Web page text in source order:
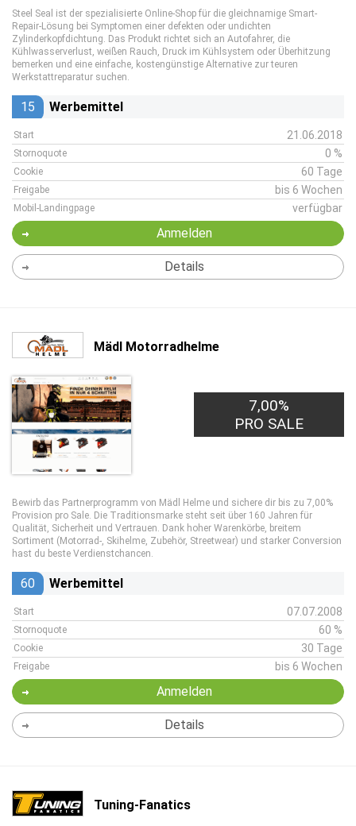
Steel Seal ist der spezialisierte Online-Shop für die gleichnamige Smart-
Repair-Lösung bei Symptomen einer defekten oder undichten
Zylinderkopfdichtung. Das Produkt richtet sich an Autofahrer, die
Kühlwasserverlust, weißen Rauch, Druck im Kühlsystem oder Überhitzung
bemerken und eine einfache, kostengünstige Alternative zur teuren
Werkstattreparatur suchen.
15 Werbemittel
Start 21.06.2018
Stornoquote 0 %
Cookie 60 Tage
Freigabe bis 6 Wochen
Mobil-Landingpage verfügbar
Anmelden
Details
Mädl Motorradhelme
7,00%
PRO SALE
Bewirb das Partnerprogramm von Mädl Helme und sichere dir bis zu 7,00%
Provision pro Sale. Die Traditionsmarke steht seit über 160 Jahren für
Qualität, Sicherheit und Vertrauen. Dank hoher Warenkörbe, breitem
Sortiment (Motorrad-, Skihelme, Zubehör, Streetwear) und starker Conversion
hast du beste Verdienstchancen.
60 Werbemittel
Start 07.07.2008
Stornoquote 60 %
Cookie 30 Tage
Freigabe bis 6 Wochen
Anmelden
Details
Tuning-Fanatics